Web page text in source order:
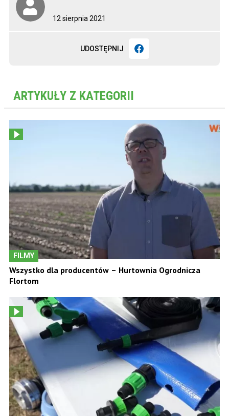
12 sierpnia 2021
UDOSTĘPNIJ
ARTYKUŁY Z KATEGORII
FILMY
Wszystko dla producentów – Hurtownia Ogrodnicza
Flortom